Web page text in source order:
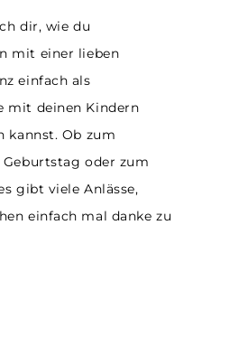
dir, wie du
mit einer lieben
einfach als
mit deinen Kindern
kannst. Ob zum
oder zum
gibt viele Anlässe,
einfach mal danke zu